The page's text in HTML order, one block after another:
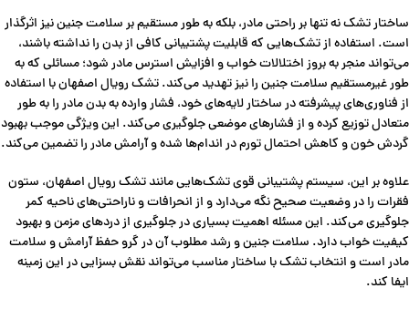
ساختار تشک نه تنها بر راحتی مادر، بلکه به طور مستقیم بر سلامت جنین نیز اثرگذار
است. استفاده از تشک‌هایی که قابلیت پشتیبانی کافی از بدن را نداشته باشند،
می‌تواند منجر به بروز اختلالات خواب و افزایش استرس مادر شود؛ مسائلی که به
طور غیرمستقیم سلامت جنین را نیز تهدید می‌کند. تشک رویال اصفهان با استفاده
از فناوری‌های پیشرفته در ساختار لایه‌های خود، فشار وارده به بدن مادر را به طور
متعادل توزیع کرده و از فشارهای موضعی جلوگیری می‌کند. این ویژگی موجب بهبود
گردش خون و کاهش احتمال تورم در اندام‌ها شده و آرامش مادر را تضمین می‌کند.
علاوه بر این، سیستم پشتیبانی قوی تشک‌هایی مانند تشک رویال اصفهان، ستون
فقرات را در وضعیت صحیح نگه می‌دارد و از انحرافات و ناراحتی‌های ناحیه کمر
جلوگیری می‌کند. این مسئله اهمیت بسیاری در جلوگیری از دردهای مزمن و بهبود
کیفیت خواب دارد. سلامت جنین و رشد مطلوب آن در گرو حفظ آرامش و سلامت
مادر است و انتخاب تشک با ساختار مناسب می‌تواند نقش بسزایی در این زمینه
ایفا کند.